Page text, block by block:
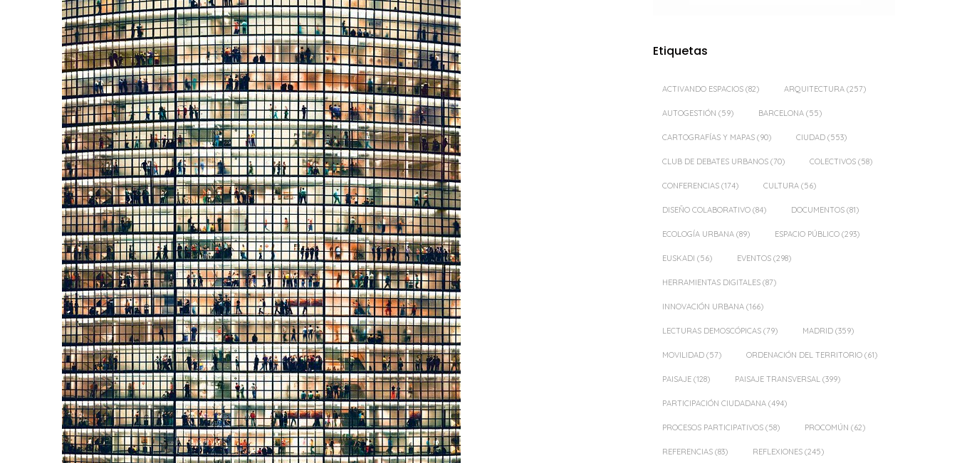
Etiquetas
ACTIVANDO ESPACIOS (82) ARQUITECTURA (257)
AUTOGESTIÓN (59) BARCELONA (55)
CARTOGRAFÍAS Y MAPAS (90) CIUDAD (553)
CLUB DE DEBATES URBANOS (70) COLECTIVOS (58)
CONFERENCIAS (174) CULTURA (56)
DISEÑO COLABORATIVO (84) DOCUMENTOS (81)
ECOLOGÍA URBANA (89) ESPACIO PÚBLICO (293)
EUSKADI (56) EVENTOS (298)
HERRAMIENTAS DIGITALES (87)
INNOVACIÓN URBANA (166)
LECTURAS DEMOSCÓPICAS (79) MADRID (359)
MOVILIDAD (57) ORDENACIÓN DEL TERRITORIO (61)
PAISAJE (128) PAISAJE TRANSVERSAL (399)
PARTICIPACIÓN CIUDADANA (494)
PROCESOS PARTICIPATIVOS (58) PROCOMÚN (62)
REFERENCIAS (83) REFLEXIONES (245)